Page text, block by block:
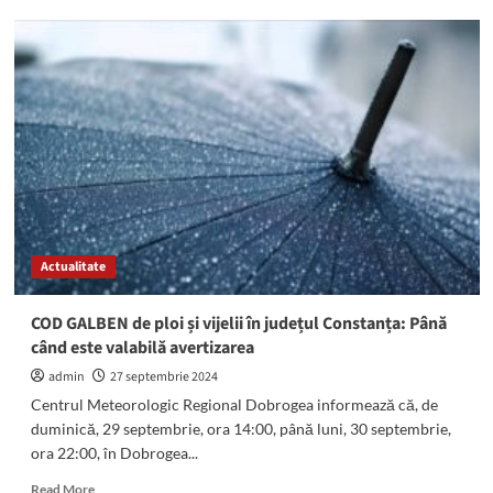
Atenție,
cu
data
de
30
septembrie,
vor
demara
lucrările
în
zona
intersecției
de
Delfinariu!
Actualitate
COD GALBEN de ploi și vijelii în județul Constanța: Până
când este valabilă avertizarea
admin
27 septembrie 2024
Centrul Meteorologic Regional Dobrogea informează că, de
duminică, 29 septembrie, ora 14:00, până luni, 30 septembrie,
ora 22:00, în Dobrogea...
Read MoreRead